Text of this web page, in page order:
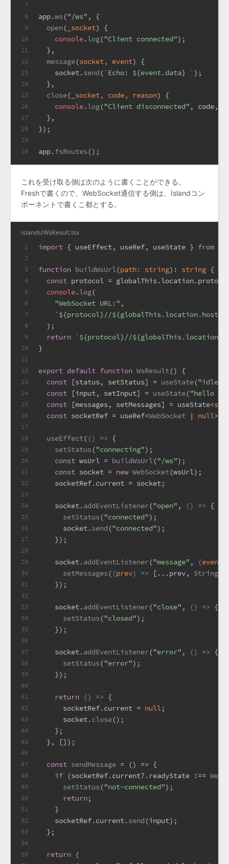
7
8
9
10
11
12
13
14
15
16
17
18
19
20
app.ws ("/ws" , {
open( _socket) {
console.log("Client connected");
  },
message(socket, event) {
    socket.
send ( `Echo: ${event.data} ` );
  },
close( _socket, code, reason) {
console.log("Client disconnected" , code,
  },
});
app.fsRoutes ();
これを受け取る側は次のように書くことができる。
Freshで書くので、WebSocket通信する側は、Islandコン
ポーネントで書くこ都とする。
islands/WsResult.tsx
1
2
3
4
5
6
7
8
9
10
11
12
13
14
15
16
17
18
19
20
21
22
23
24
25
26
27
28
29
30
31
32
33
34
35
36
37
38
39
40
41
42
43
44
45
46
47
48
49
50
51
52
53
54
55
import { useEffect, useRef, useState } from
function buildWsUrl(path: string): string {
const protocol = globalThis.location.
console.log(
"WebSocket URL:" ,
` ${protocol}//${globalThis.location.host}
  );
return
` ${protocol}//
}
export default function WsResult() {
const [status, setStatus] = useState("idle"
const [input, setInput] = useState("hello
const [messages, setMessages] = useState<
const socketRef = useRef<WebSocket | null>(
useEffect( () => {
setStatus ("connecting");
const wsUrl = buildWsUrl("/ws");
const socket = new WebSocket(wsUrl);
    socketRef.
current = socket;
    socket.
addEventListener("open" , () => {
setStatus ("connected");
      socket.
send ("connected");
    });
    socket.
addEventListener("message" , (event
setMessages ( (prev) => [...prev, String
    });
    socket.
addEventListener("close" , () => {
setStatus ("closed");
    });
    socket.
addEventListener("error" , () => {
setStatus ("error");
    });
return () => {
      socketRef.
current = null;
      socket.
close();
    };
  }, []);
const sendMessage = () => {
if (socketRef.current?. readyState !==
setStatus ("not-connected");
return;
    }
    socketRef.
current.send (input);
  };
return (